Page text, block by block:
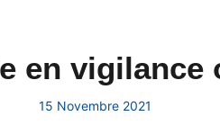
en
15 Novembre 2021